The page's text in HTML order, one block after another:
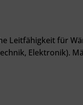
Leitfähigkeit für
Elektronik).